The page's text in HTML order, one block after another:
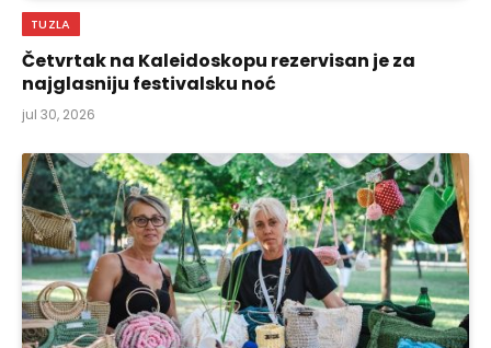
TUZLA
Četvrtak na Kaleidoskopu rezervisan je za
najglasniju festivalsku noć
jul 30, 2026